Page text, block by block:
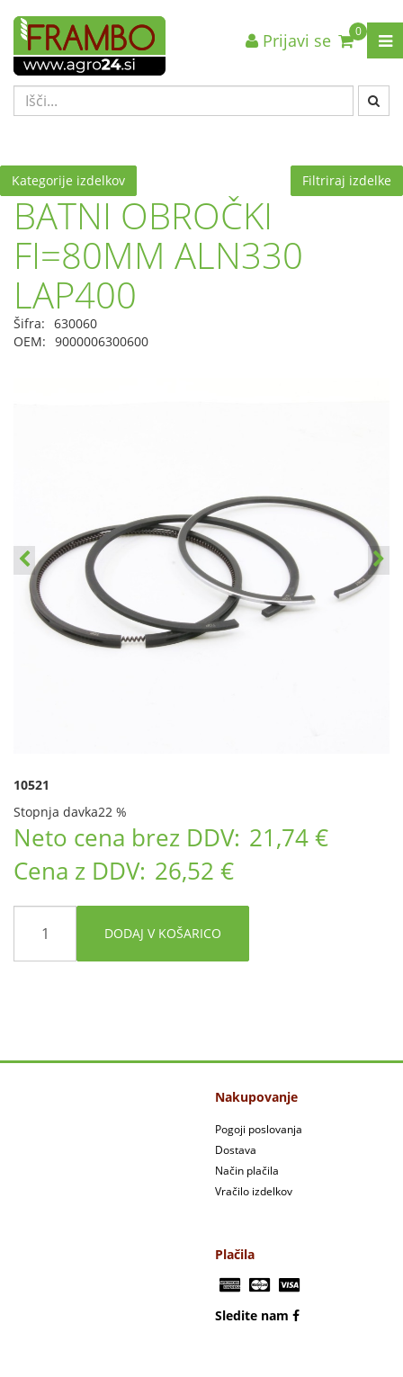
Nazaj en nivo
VRSTA 1
VRSTA 3
Nazaj en nivo
VRSTA 1
VRSTA 3
Nazaj en nivo
VRSTA 1
VRSTA 3
0
Prijavi se
Kategorije izdelkov Filtriraj izdelke
BATNI OBROČKI
FI=80MM ALN330
LAP400
Šifra: 630060
OEM: 9000006300600
10521
Stopnja davka22 %
Neto cena brez DDV: 21,74 €
Cena z DDV: 26,52 €
DODAJ V KOŠARICO
Nakupovanje
Pogoji poslovanja
Dostava
Način plačila
Vračilo izdelkov
Plačila
Sledite nam